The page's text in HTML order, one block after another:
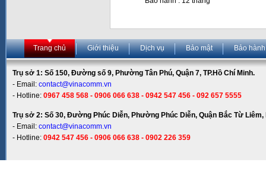
Trang chủ Giới thiệu Dịch vụ Bảo mật Bảo hành
Trụ sở 1: Số 150, Đường số 9, Phường Tân Phú, Quận 7, TP.Hồ Chí Minh.
- Email: contact@vinacomm.vn
- Hotline: 0967 458 568 - 0906 066 638 - 0942 547 456 - 092 657 5555
Trụ sở 2: Số 30, Đường Phúc Diễn, Phường Phúc Diễn, Quận Bắc Từ Liêm,
- Email: contact@vinacomm.vn
- Hotline: 0942 547 456 - 0906 066 638 - 0902 226 359